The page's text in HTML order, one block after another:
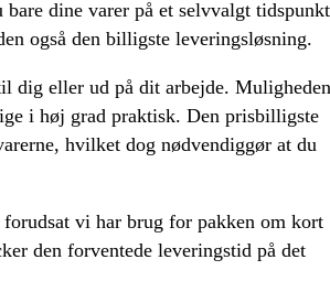
dine varer på et selvvalgt
også den billigste leveringsløsning.
dig eller ud på dit arbejde. Muligheden
i høj grad praktisk. Den prisbilligste
hvilket dog nødvendiggør at du
vi har brug for pakken om kort
den forventede leveringstid på det